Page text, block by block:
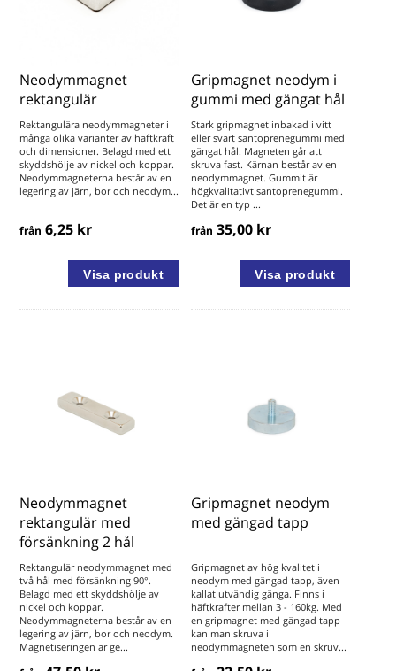
Neodymmagnet
rektangulär
Rektangulära neodymmagneter i
många olika varianter av häftkraft
och dimensioner. Belagd med ett
skyddshölje av nickel och koppar.
Neodymmagneterna består av en
legering av järn, bor och neodym...
från 6,25 kr
Gripmagnet neodym i
gummi med gängat hål
Stark gripmagnet inbakad i vitt
eller svart santoprenegummi med
gängat hål. Magneten går att
skruva fast. Kärnan består av en
neodymmagnet. Gummit är
högkvalitativt santoprenegummi.
Det är en typ ...
från 35,00 kr
Neodymmagnet
rektangulär med
försänkning 2 hål
Rektangulär neodymmagnet med
två hål med försänkning 90°.
Belagd med ett skyddshölje av
nickel och koppar.
Neodymmagneterna består av en
legering av järn, bor och neodym.
Magnetiseringen är ge...
Gripmagnet neodym
med gängad tapp
Gripmagnet av hög kvalitet i
neodym med gängad tapp, även
kallat utvändig gänga. Finns i
häftkrafter mellan 3 - 160kg. Med
en gripmagnet med gängad tapp
kan man skruva i
neodymmagneten som en skruv...